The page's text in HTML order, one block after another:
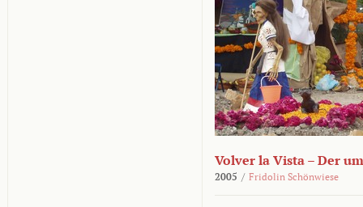
Volver la Vista – Der
2005 / Fridolin Schönwiese